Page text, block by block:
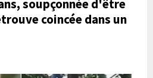
soupçonnée d'être
coincée dans un